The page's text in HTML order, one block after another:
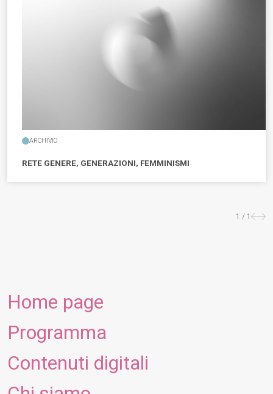
ARCHIVIO
RETE GENERE, GENERAZIONI, FEMMINISMI
1 / 1
Home page
Programma
Contenuti digitali